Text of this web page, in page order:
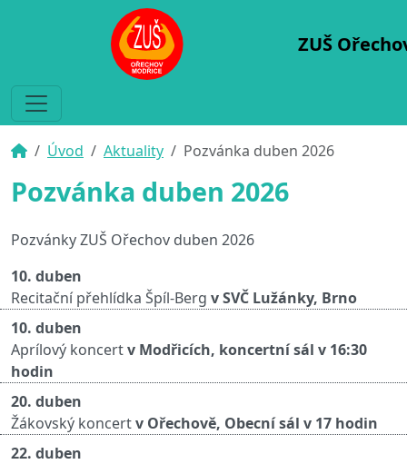
ZUŠ
Úvod Aktuality Pozvánka duben 2026
Pozvánka duben 2026
Pozvánky ZUŠ Ořechov duben 2026
10. duben
Recitační přehlídka Špíl-Berg v SVČ Lužánky, Brno
10. duben
Aprílový koncertv Modřicích, koncertní sál v 16:30
hodin
20. duben
Žákovský koncertv Ořechově, Obecní sál v 17 hodin
22. duben